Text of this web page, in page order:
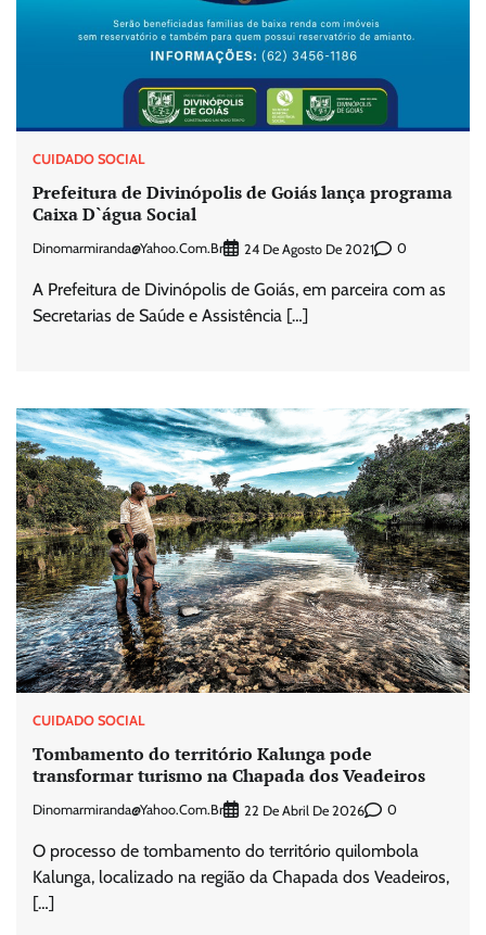
CUIDADO SOCIAL
Prefeitura de Divinópolis de Goiás lança programa
Caixa D`água Social
Dinomarmiranda@yahoo.com.br 24 De Agosto De 2021 0
A Prefeitura de Divinópolis de Goiás, em parceira com as
Secretarias de Saúde e Assistência […]
CUIDADO SOCIAL
Tombamento do território Kalunga pode
transformar turismo na Chapada dos Veadeiros
Dinomarmiranda@yahoo.com.br 22 De Abril De 2026 0
O processo de tombamento do território quilombola
Kalunga, localizado na região da Chapada dos Veadeiros,
[…]